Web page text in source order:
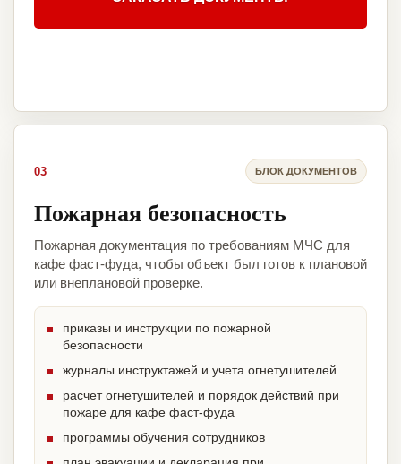
03 БЛОК ДОКУМЕНТОВ
Пожарная безопасность
Пожарная документация по требованиям МЧС для
кафе фаст-фуда, чтобы объект был готов к плановой
или внеплановой проверке.
приказы и инструкции по пожарной
безопасности
журналы инструктажей и учета огнетушителей
расчет огнетушителей и порядок действий при
пожаре для кафе фаст-фуда
программы обучения сотрудников